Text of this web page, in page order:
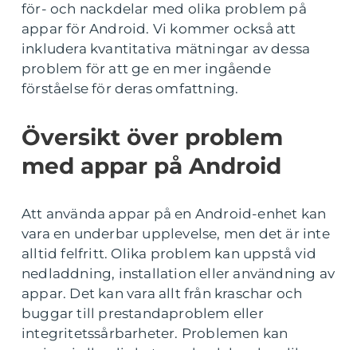
för- och nackdelar med olika problem på
appar för Android. Vi kommer också att
inkludera kvantitativa mätningar av dessa
problem för att ge en mer ingående
förståelse för deras omfattning.
Översikt över problem
med appar på Android
Att använda appar på en Android-enhet kan
vara en underbar upplevelse, men det är inte
alltid felfritt. Olika problem kan uppstå vid
nedladdning, installation eller användning av
appar. Det kan vara allt från kraschar och
buggar till prestandaproblem eller
integritetssårbarheter. Problemen kan